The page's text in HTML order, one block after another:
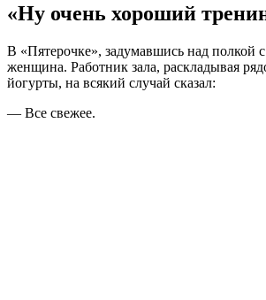
«Ну очень хороший
В «Пятерочке», задумавшись над полкой с
женщина. Работник зала, раскладывая
йогурты, на всякий случай сказал:
— Все свежее.